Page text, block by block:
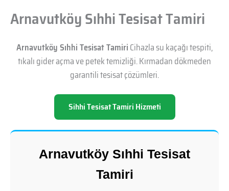
Arnavutköy Sıhhi Tesisat Tamiri
Arnavutköy Sıhhi Tesisat TamiriCihazla su kaçağı tespiti,
tıkalı gider açma ve petek temizliği. Kırmadan dökmeden
garantili tesisat çözümleri.
Sihhi Tesisat Tamiri Hizmeti
Arnavutköy Sıhhi Tesisat
Tamiri